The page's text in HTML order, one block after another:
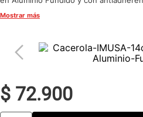
IMUSA! Disfruta de tus recetas más
Mostrar más
$ 72.900
cafetera
acero